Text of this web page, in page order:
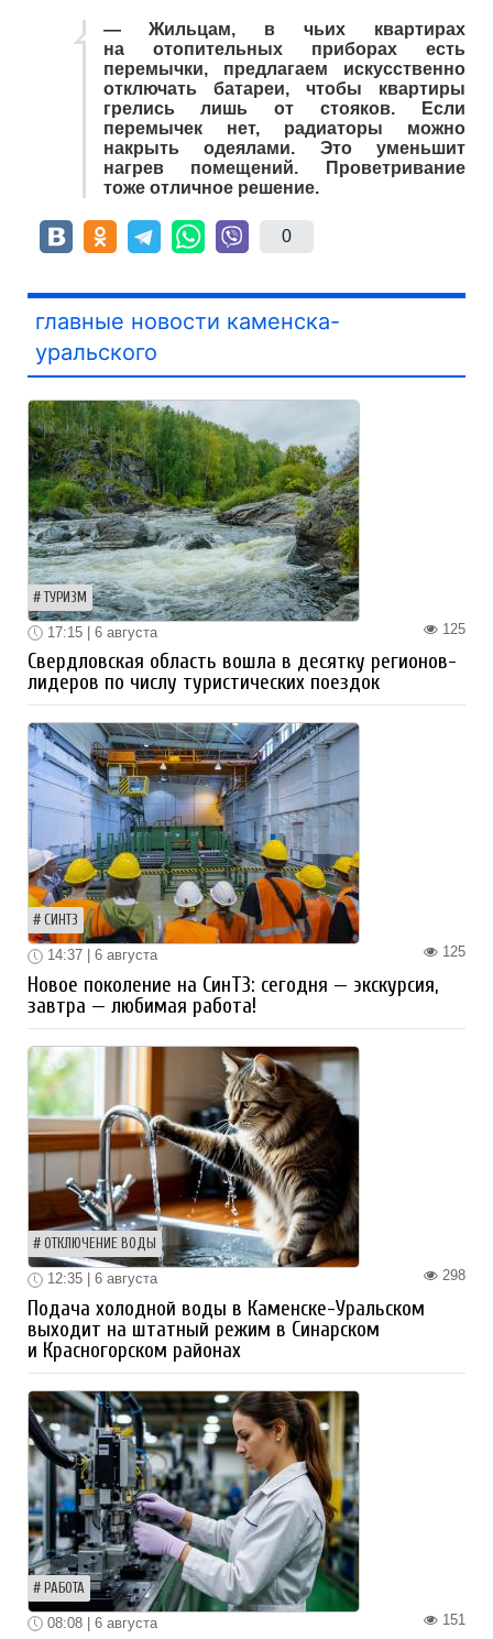
— Жильцам, в чьих квартирах
на отопительных приборах есть
перемычки, предлагаем искусственно
отключать батареи, чтобы квартиры
грелись лишь от стояков. Если
перемычек нет, радиаторы можно
накрыть одеялами. Это уменьшит
нагрев помещений. Проветривание
тоже отличное решение.
0
главные новости каменска-
уральского
ТУРИЗМ
125
17:15 | 6 августа
Свердловская область вошла в десятку регионов-
лидеров по числу туристических поездок
СИНТЗ
125
14:37 | 6 августа
Новое поколение на СинТЗ: сегодня — экскурсия,
завтра — любимая работа!
ОТКЛЮЧЕНИЕ ВОДЫ
298
12:35 | 6 августа
Подача холодной воды в Каменске-Уральском
выходит на штатный режим в Синарском
и Красногорском районах
РАБОТА
151
08:08 | 6 августа